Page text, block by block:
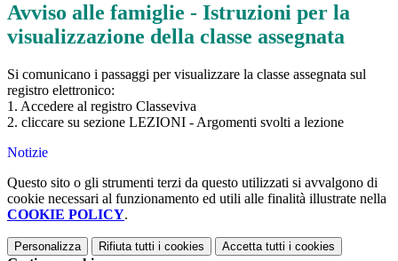
Avviso alle famiglie - Istruzioni per la
visualizzazione della classe assegnata
Si comunicano i passaggi per visualizzare la classe assegnata sul
registro elettronico:
1. Accedere al registro Classeviva
2. cliccare su sezione LEZIONI - Argomenti svolti a lezione
Notizie
Questo sito o gli strumenti terzi da questo utilizzati si avvalgono di
cookie necessari al funzionamento ed utili alle finalità illustrate nella
COOKIE POLICY.
Personalizza Rifiuta tutti i cookies Accetta tutti i cookies